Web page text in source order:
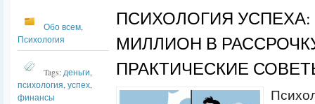
Обо всем
Психология
Tags: деньги
психология успех
финансы
ПСИХОЛОГИЯ
МИЛЛИОН В
ПРАКТИЧЕСКИЕ